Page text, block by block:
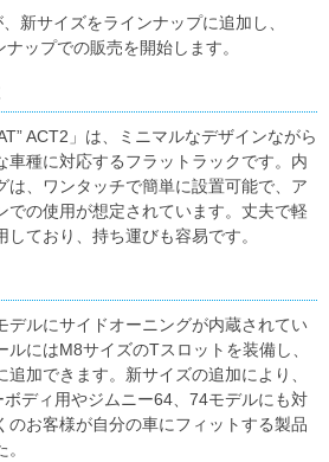
新サイズをラインナップに追加し、
ップでの販売を開始します。
ACT2」は、ミニマルなデザインながら
車種に対応するフラットラックです。内
は、ワンタッチで簡単に設置可能で、ア
での使用が想定されています。丈夫で軽
ており、持ち運びも容易です。
デルにサイドオーニングが内蔵されてい
ルにはM8サイズのTスロットを装備し、
加できます。新サイズの追加により、
ディ用やジムニー64、74モデルにも対
のお客様が自分の車にフィットする製品